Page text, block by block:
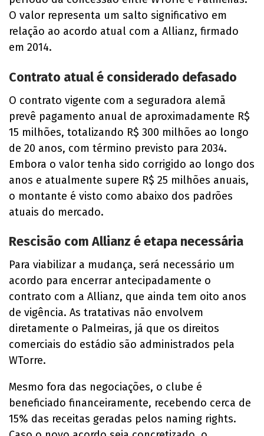
O valor representa um salto significativo em
relação ao acordo atual com a Allianz, firmado
em 2014.
Contrato atual é considerado defasado
O contrato vigente com a seguradora alemã
prevê pagamento anual de aproximadamente R$
15 milhões, totalizando R$ 300 milhões ao longo
de 20 anos, com término previsto para 2034.
Embora o valor tenha sido corrigido ao longo dos
anos e atualmente supere R$ 25 milhões anuais,
o montante é visto como abaixo dos padrões
atuais do mercado.
Rescisão com Allianz é etapa necessária
Para viabilizar a mudança, será necessário um
acordo para encerrar antecipadamente o
contrato com a Allianz, que ainda tem oito anos
de vigência. As tratativas não envolvem
diretamente o Palmeiras, já que os direitos
comerciais do estádio são administrados pela
WTorre.
Mesmo fora das negociações, o clube é
beneficiado financeiramente, recebendo cerca de
15% das receitas geradas pelos naming rights.